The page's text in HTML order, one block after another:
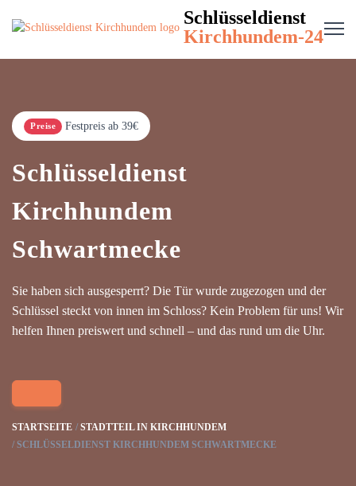
Schlüsseldienst
Kirchhundem-24
Preise Festpreis ab 39€
Schlüsseldienst
Kirchhundem
Schwartmecke
Sie haben sich ausgesperrt? Die Tür wurde zugezogen und der
Schlüssel steckt von innen im Schloss? Kein Problem für uns! Wir
helfen Ihnen preiswert und schnell – und das rund um die Uhr.
STARTSEITE
STADTTEIL IN KIRCHHUNDEM
SCHLÜSSELDIENST KIRCHHUNDEM SCHWARTMECKE